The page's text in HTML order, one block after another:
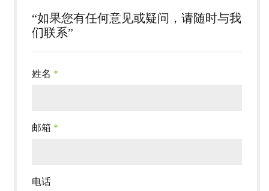
“如果您有任何意见或疑问，请随时与我
们联系”
姓名 *
邮箱 *
电话